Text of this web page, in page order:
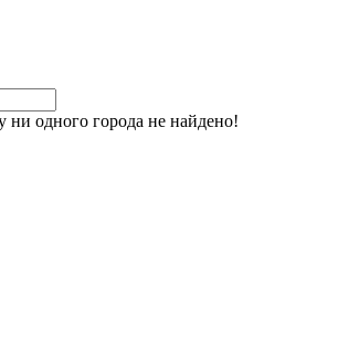
ни одного города не найдено!